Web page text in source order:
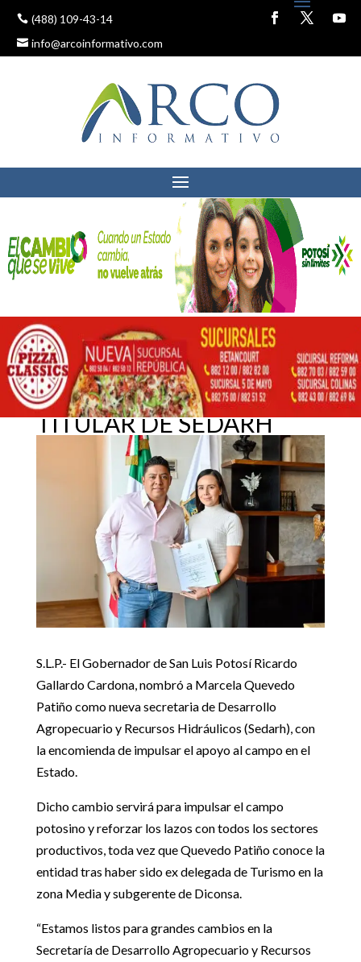
(488) 109-43-14
info@arcoinformativo.com
Noticias Estado
RICARDO GALLARDO NOMBRA A MARCELA QUEVEDO
COMO NUEVA TITULAR DE SEDARH
RICARDO GALLARDO
NOMBRA A MARCELA
QUEVEDO COMO NUEVA
TITULAR DE SEDARH
Noticias Estado
23 agosto, 2023
S.L.P.- El Gobernador de San Luis Potosí Ricardo
Gallardo Cardona, nombró a Marcela Quevedo
Patiño como nueva secretaria de Desarrollo
Agropecuario y Recursos Hidráulicos (Sedarh), con
la encomienda de impulsar el apoyo al campo en el
Estado.
Dicho cambio servirá para impulsar el campo
potosino y reforzar los lazos con todos los sectores
productivos, toda vez que Quevedo Patiño conoce la
entidad tras haber sido ex delegada de Turismo en la
zona Media y subgerente de Diconsa.
“Estamos listos para grandes cambios en la
Secretaría de Desarrollo Agropecuario y Recursos